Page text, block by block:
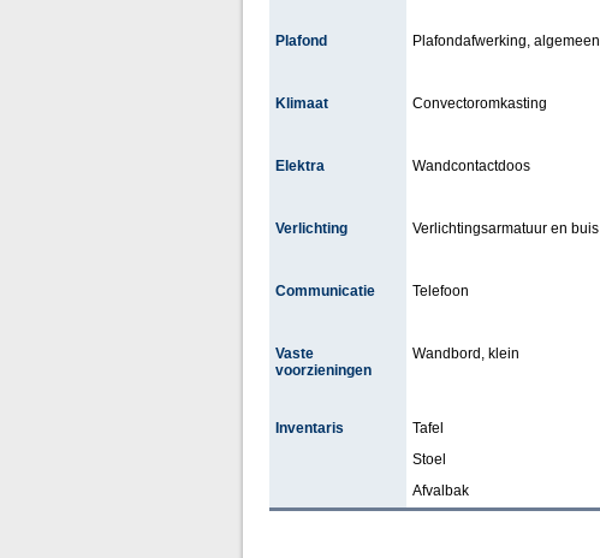
Plafond Plafondafwerking, algemeen
Klimaat Convectoromkasting
Elektra Wandcontactdoos
Verlichting Verlichtingsarmatuur en buis
Communicatie Telefoon
Vaste
voorzieningen
Wandbord, klein
Inventaris Tafel
Stoel
Afvalbak